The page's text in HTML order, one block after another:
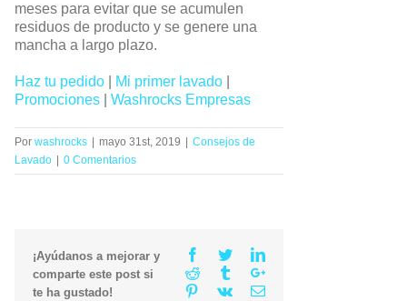
meses para evitar que se acumulen
residuos de producto y se genere una
mancha a largo plazo.
Haz tu pedido Mi primer lavado
Promociones
Washrocks Empresas
Por washrocks mayo 31st, 2019
Consejos de
Lavado
0 Comentarios
¡Ayúdanos a mejorar y
comparte este post si
te ha gustado!
Facebook
TwitterLinkedin
Reddit
TumblrGoogle+
Pinterest
Vk Email